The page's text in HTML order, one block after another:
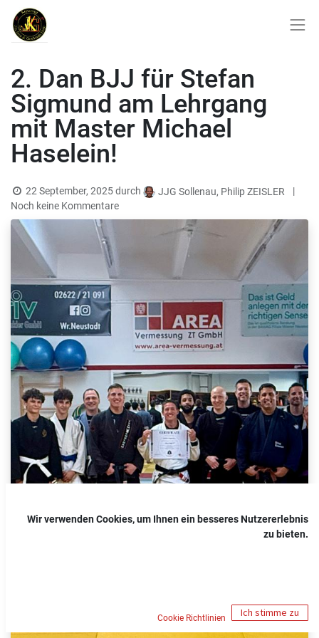
2. Dan BJJ für Stefan
Sigmund am Lehrgang
mit Master Michael
Haselein!
22 September, 2025durch JJG Sollenau, Philip ZEISLER
|
Noch keine Kommentare
Wir verwenden Cookies, um Ihnen ein besseres Nutzererlebnis
zu bieten.
Cookie Richtlinien Ich stimme zu